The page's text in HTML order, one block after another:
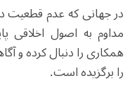
در جهانی که عدم قطعیت
مداوم به اصول اخلاقی
همکاری را دنبال کرده و
را برگزیده است.